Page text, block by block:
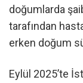
doğumlarda
tarafından
erken doğum
Eylül 2025’te